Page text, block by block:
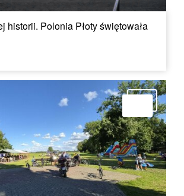
historii. Polonia Płoty świętowała